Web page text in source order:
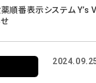
薬順番表示システム